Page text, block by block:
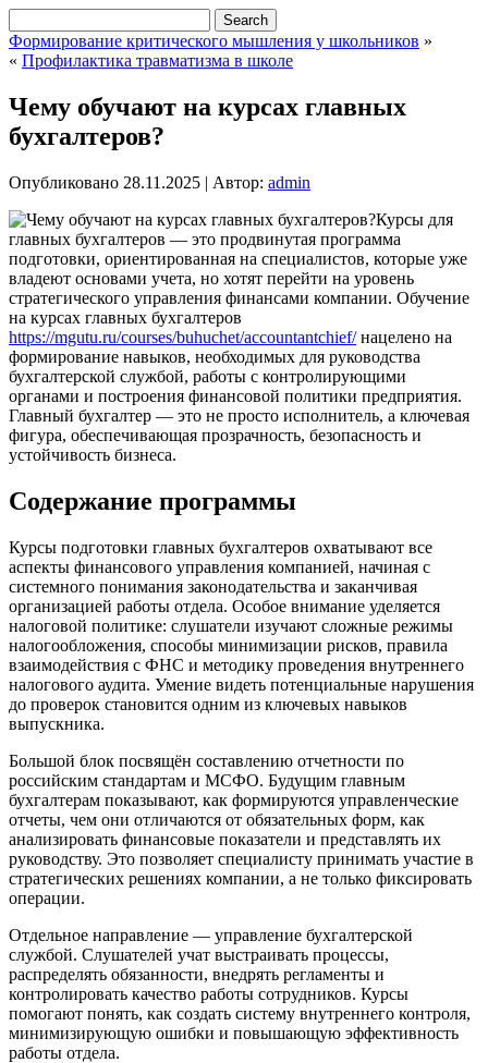
Формирование критического мышления у школьников »
« Профилактика травматизма в школе
Чему обучают на курсах главных
бухгалтеров?
Опубликовано 28.11.2025 | Автор: admin
Курсы для
главных бухгалтеров — это продвинутая программа
подготовки, ориентированная на специалистов, которые уже
владеют основами учета, но хотят перейти на уровень
стратегического управления финансами компании. Обучение
на курсах главных бухгалтеров
https://mgutu.ru/courses/buhuchet/accountantchief/нацелено на
формирование навыков, необходимых для руководства
бухгалтерской службой, работы с контролирующими
органами и построения финансовой политики предприятия.
Главный бухгалтер — это не просто исполнитель, а ключевая
фигура, обеспечивающая прозрачность, безопасность и
устойчивость бизнеса.
Содержание программы
Курсы подготовки главных бухгалтеров охватывают все
аспекты финансового управления компанией, начиная с
системного понимания законодательства и заканчивая
организацией работы отдела. Особое внимание уделяется
налоговой политике: слушатели изучают сложные режимы
налогообложения, способы минимизации рисков, правила
взаимодействия с ФНС и методику проведения внутреннего
налогового аудита. Умение видеть потенциальные нарушения
до проверок становится одним из ключевых навыков
выпускника.
Большой блок посвящён составлению отчетности по
российским стандартам и МСФО. Будущим главным
бухгалтерам показывают, как формируются управленческие
отчеты, чем они отличаются от обязательных форм, как
анализировать финансовые показатели и представлять их
руководству. Это позволяет специалисту принимать участие в
стратегических решениях компании, а не только фиксировать
операции.
Отдельное направление — управление бухгалтерской
службой. Слушателей учат выстраивать процессы,
распределять обязанности, внедрять регламенты и
контролировать качество работы сотрудников. Курсы
помогают понять, как создать систему внутреннего контроля,
минимизирующую ошибки и повышающую эффективность
работы отдела.